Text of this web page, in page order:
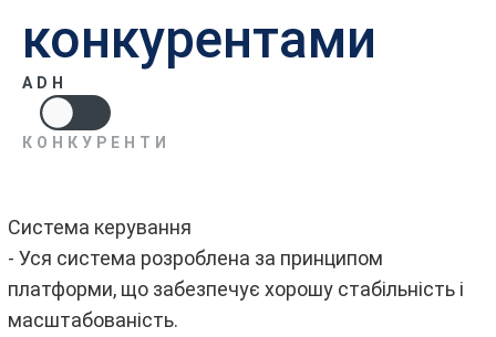
конкурентами
ADH
КОНКУРЕНТИ
Система керування
- Уся система розроблена за принципом
платформи, що забезпечує хорошу стабільність і
масштабованість.